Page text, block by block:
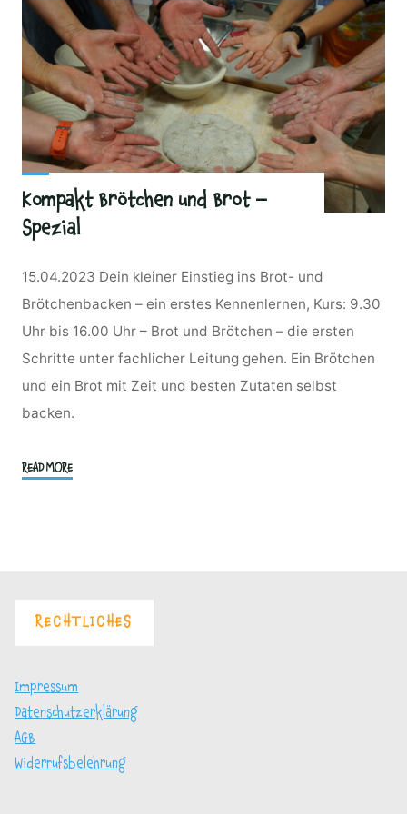
Kompakt Brötchen und Brot –
Spezial
15.04.2023 Dein kleiner Einstieg ins Brot- und
Brötchenbacken – ein erstes Kennenlernen, Kurs: 9.30
Uhr bis 16.00 Uhr – Brot und Brötchen – die ersten
Schritte unter fachlicher Leitung gehen. Ein Brötchen
und ein Brot mit Zeit und besten Zutaten selbst
backen.
READ MORE"Kompakt
RECHTLICHES
Impressum
Datenschutzerklärung
AGB
Widerrufsbelehrung